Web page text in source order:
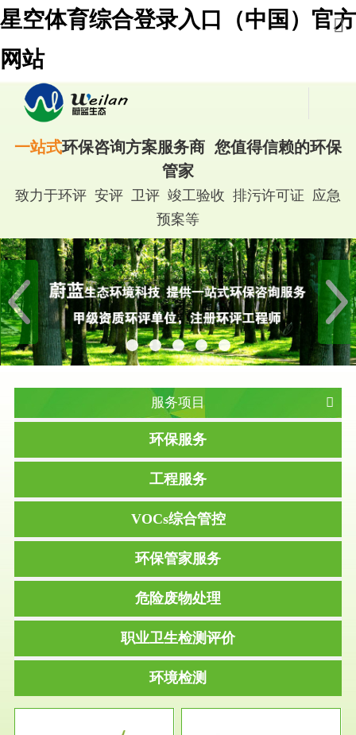
星空体育综合登录入口（中国）官方
网站
一站式环保咨询方案服务商 您值得信赖的环保
管家
致力于环评 安评 卫评 竣工验收 排污许可证 应急
预案等
服务项目
环保服务
工程服务
VOCs综合管控
环保管家服务
危险废物处理
职业卫生检测评价
环境检测